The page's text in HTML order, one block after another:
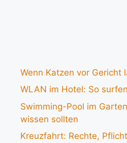
Wenn Katzen vor Gericht
WLAN im Hotel: So
Swimming-Pool im
wissen sollten
Kreuzfahrt: Rechte,